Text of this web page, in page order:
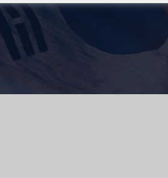
消費者市場研究
金融科技研究與戰略